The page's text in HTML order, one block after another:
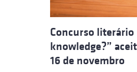
Concurso
knowledge?”
16 de novembro